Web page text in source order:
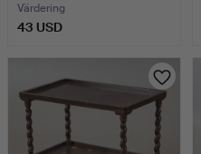
Värdering
43 USD